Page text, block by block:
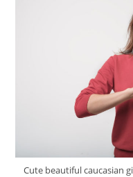
Cute beautiful caucasian